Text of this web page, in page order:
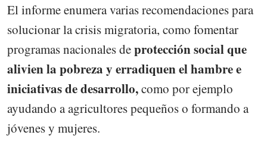
El informe enumera varias recomendaciones para
solucionar la crisis migratoria, como fomentar
programas nacionales deprotección social que
alivien la pobreza y erradiquen el hambre e
iniciativas de desarrollo,como por ejemplo
ayudando a agricultores pequeños o formando a
jóvenes y mujeres.